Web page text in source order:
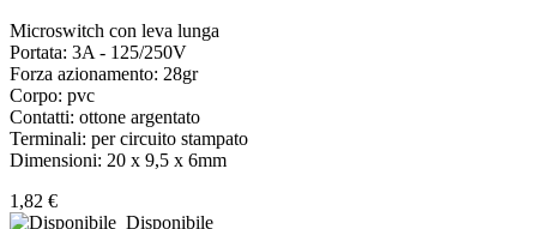
Microswitch con leva lunga
Portata: 3A - 125/250V
Forza azionamento: 28gr
Corpo: pvc
Contatti: ottone argentato
Terminali: per circuito stampato
Dimensioni: 20 x 9,5 x 6mm
1,82 €
Disponibile